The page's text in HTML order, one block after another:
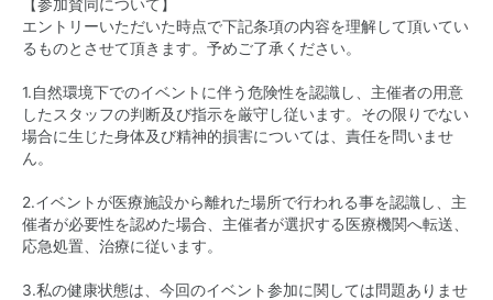
【参加賛同について】
エントリーいただいた時点で下記条項の内容を理解して頂いてい
るものとさせて頂きます。予めご了承ください。
1.自然環境下でのイベントに伴う危険性を認識し、主催者の用意
したスタッフの判断及び指示を厳守し従います。その限りでない
場合に生じた身体及び精神的損害については、責任を問いませ
ん。
2.イベントが医療施設から離れた場所で行われる事を認識し、主
催者が必要性を認めた場合、主催者が選択する医療機関へ転送、
応急処置、治療に従います。
3.私の健康状態は、今回のイベント参加に関しては問題ありませ